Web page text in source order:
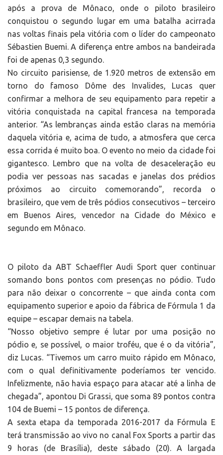
após a prova de Mônaco, onde o piloto brasileiro
conquistou o segundo lugar em uma batalha acirrada
nas voltas finais pela vitória com o líder do campeonato
Sébastien Buemi. A diferença entre ambos na bandeirada
foi de apenas 0,3 segundo.
No circuito parisiense, de 1.920 metros de extensão em
torno do famoso Dôme des Invalides, Lucas quer
confirmar a melhora de seu equipamento para repetir a
vitória conquistada na capital francesa na temporada
anterior. “As lembranças ainda estão claras na memória
daquela vitória e, acima de tudo, a atmosfera que cerca
essa corrida é muito boa. O evento no meio da cidade foi
gigantesco. Lembro que na volta de desaceleração eu
podia ver pessoas nas sacadas e janelas dos prédios
próximos ao circuito comemorando”, recorda o
brasileiro, que vem de três pódios consecutivos – terceiro
em Buenos Aires, vencedor na Cidade do México e
segundo em Mônaco.
O piloto da ABT Schaeffler Audi Sport quer continuar
somando bons pontos com presenças no pódio. Tudo
para não deixar o concorrente – que ainda conta com
equipamento superior e apoio da fábrica de Fórmula 1 da
equipe – escapar demais na tabela.
“Nosso objetivo sempre é lutar por uma posição no
pódio e, se possível, o maior troféu, que é o da vitória”,
diz Lucas. “Tivemos um carro muito rápido em Mônaco,
com o qual definitivamente poderíamos ter vencido.
Infelizmente, não havia espaço para atacar até a linha de
chegada”, apontou Di Grassi, que soma 89 pontos contra
104 de Buemi – 15 pontos de diferença.
A sexta etapa da temporada 2016-2017 da Fórmula E
terá transmissão ao vivo no canal Fox Sports a partir das
9 horas (de Brasília), deste sábado (20). A largada